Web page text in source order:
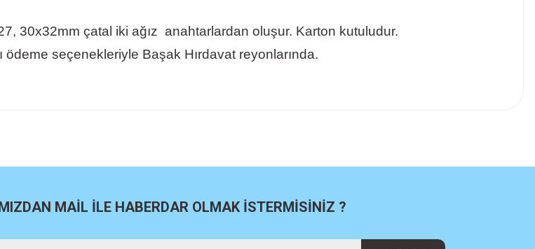
30x32mm çatal iki ağız anahtarlardan oluşur. Karton kutuludur.
seçenekleriyle Başak Hırdavat reyonlarında.
MAİL İLE HABERDAR OLMAK İSTERMİSİNİZ ?